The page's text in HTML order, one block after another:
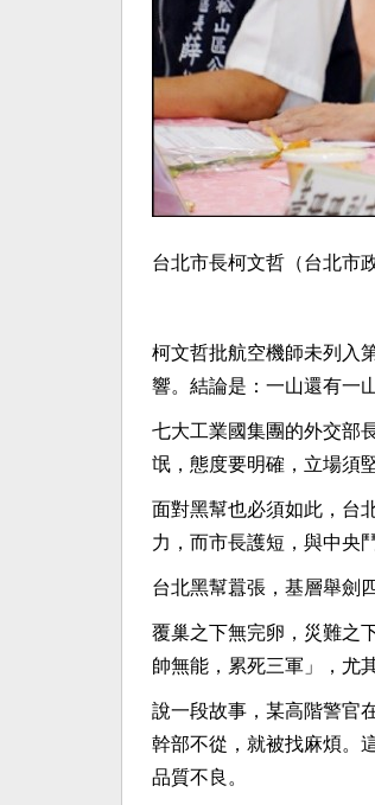
台北市長柯文哲（台北市
柯文哲批航空機師未列入
響。結論是：一山還有一
七大工業國集團的外交部
氓，態度要明確，立場須堅
面對黑幫也必須如此，台
力，而市長護短，與中央
台北黑幫囂張，基層舉劍
覆巢之下無完卵，災難之
帥無能，累死三軍」，尤
說一段故事，某高階警官
幹部不從，就被找麻煩。
品質不良。